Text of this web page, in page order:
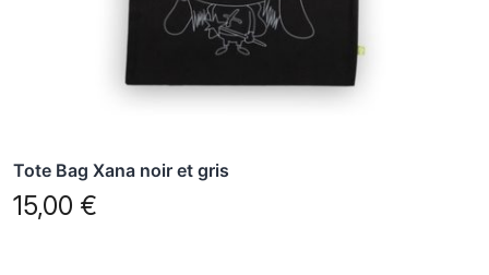
Tote Bag Xana noir et gris
15,00 €